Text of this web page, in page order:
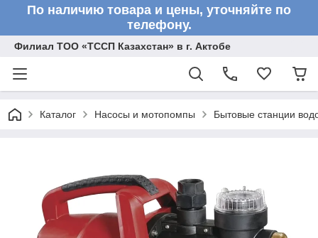
По наличию товара и цены, уточняйте по
телефону.
Филиал ТОО «ТССП Казахстан» в г. Актобе
Каталог Насосы и мотопомпы Бытовые станции